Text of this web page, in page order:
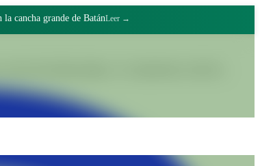
→
del trabajo digno y el compromiso colectivo.